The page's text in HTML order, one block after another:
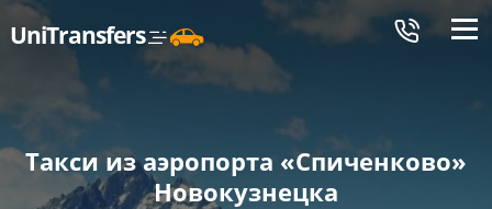
UniTransfers Меню
Такси из аэропорта «Спиченково»
Новокузнецка